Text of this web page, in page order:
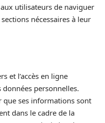
utilisateurs de naviguer
nécessaires à leur
et l’accès en ligne
personnelles.
que ses informations sont
dans le cadre de la